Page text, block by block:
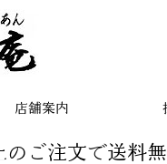
店舗案内
ご注文で送料